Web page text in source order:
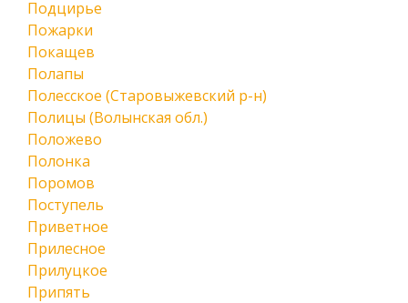
Подцирье
Пожарки
Покащев
Полапы
Полесское (Старовыжевский р-н)
Полицы (Волынская обл.)
Положево
Полонка
Поромов
Поступель
Приветное
Прилесное
Прилуцкое
Припять